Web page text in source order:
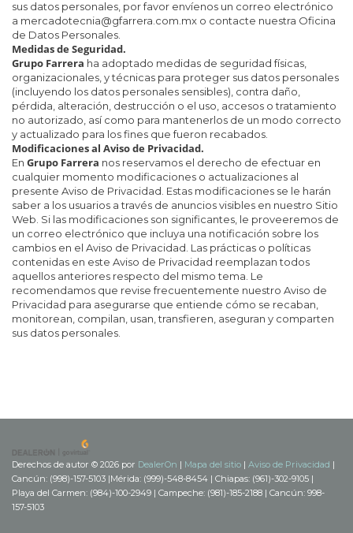
sus datos personales, por favor envíenos un correo electrónico
a mercadotecnia@gfarrera.com.mx o contacte nuestra Oficina
de Datos Personales.
Medidas de Seguridad.
Grupo Farrera ha adoptado medidas de seguridad físicas,
organizacionales, y técnicas para proteger sus datos personales
(incluyendo los datos personales sensibles), contra daño,
pérdida, alteración, destrucción o el uso, accesos o tratamiento
no autorizado, así como para mantenerlos de un modo correcto
y actualizado para los fines que fueron recabados.
Modificaciones al Aviso de Privacidad.
En Grupo Farrera nos reservamos el derecho de efectuar en
cualquier momento modificaciones o actualizaciones al
presente Aviso de Privacidad. Estas modificaciones se le harán
saber a los usuarios a través de anuncios visibles en nuestro Sitio
Web. Si las modificaciones son significantes, le proveeremos de
un correo electrónico que incluya una notificación sobre los
cambios en el Aviso de Privacidad. Las prácticas o políticas
contenidas en este Aviso de Privacidad reemplazan todos
aquellos anteriores respecto del mismo tema. Le
recomendamos que revise frecuentemente nuestro Aviso de
Privacidad para asegurarse que entiende cómo se recaban,
monitorean, compilan, usan, transfieren, aseguran y comparten
sus datos personales.
Derechos de autor © 2026 por DealerOn | Mapa del sitio | Aviso de Privacidad |
Cancún: (998)-157-5103 |Mérida: (999)-548-8454 | Chiapas: (961)-302-9105 |
Playa del Carmen: (984)-100-2949 | Campeche: (981)-185-2188 | Cancún: 998-
157-5103